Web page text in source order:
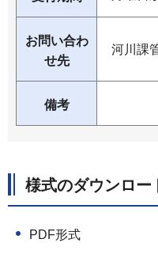
お問い合わ
せ先
河川課
備考
様式のダウンロー
PDF形式